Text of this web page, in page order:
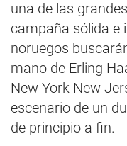
una de las
campaña sólida e
noruegos
mano de Erling
New York New
escenario de un
de principio a fin.